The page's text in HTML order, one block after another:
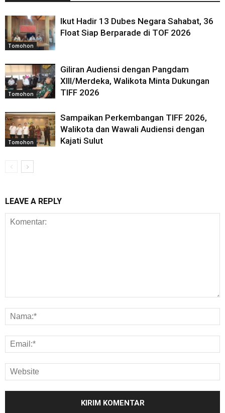
Tomohon
Ikut Hadir 13 Dubes Negara Sahabat, 36
Float Siap Berparade di TOF 2026
Tomohon
Giliran Audiensi dengan Pangdam
XIII/Merdeka, Walikota Minta Dukungan
TIFF 2026
Tomohon
Sampaikan Perkembangan TIFF 2026,
Walikota dan Wawali Audiensi dengan
Kajati Sulut
LEAVE A REPLY